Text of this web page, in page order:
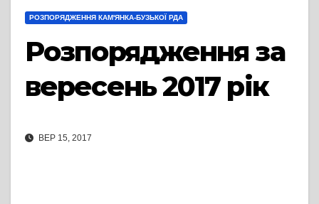
РОЗПОРЯДЖЕННЯ КАМ'ЯНКА-БУЗЬКОЇ РДА
Розпорядження за
вересень 2017 рік
ВЕР 15, 2017